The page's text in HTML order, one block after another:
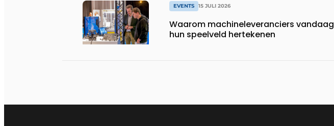
EVENTS 15 JULI 2026
Waarom machineleveranciers vandaag
hun speelveld hertekenen